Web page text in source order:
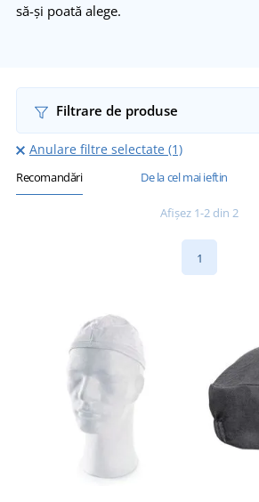
să-și poată alege.
Filtrare de produse
Anulare filtre selectate (1)
Recomandări De la cel mai ieftin
Afișez 1-2 din 2
1